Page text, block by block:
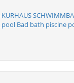
KURHAUS
Bad bath piscine